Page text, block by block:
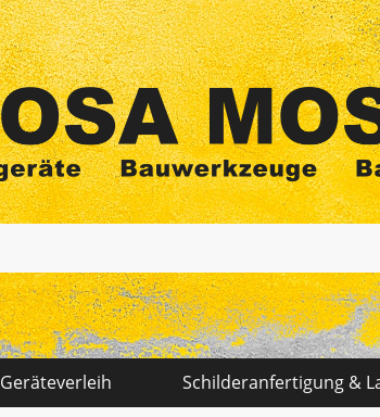
Geräteverleih Schilderanfertigung &
Elektrowerkzeuge - Sägen - Zubehör
Fenster - Türen - Kamin
Garten - Pumpen